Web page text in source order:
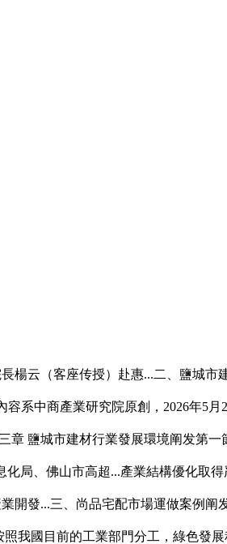
云（客座传授）赴惠...二、鹽城市
系中商產業研究院原創，2026年5月
章 鹽城市建材行業發展環境阐发第一
局、佛山市高超...產業結構優化取
開發...三、尚品宅配市場運做案例阐
我國目前的工業部門分工，綠色發